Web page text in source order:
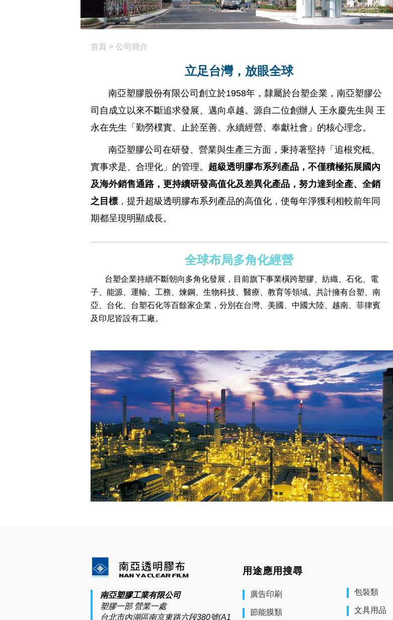
首頁 > 公司簡介
立足台灣，放眼全球
南亞塑膠股份有限公司 創立於1958年，隸屬於台塑企業 ，南亞塑膠公
司自成立以來不斷追求發展、邁向卓越。源自二位創辦人 王永慶先生與 王
永在先生「勤勞樸實、止於至善、永續經營、奉獻社會」的核心理念。
南亞塑膠公司在研發、營業與生產三方面，秉持著堅持「追根究柢、
實事求是、合理化」的管理。 超級透明膠布系列產品，不僅積極拓展國內
及海外銷售通路，更持續研發高值化及差異化產品，努力達到全產、全銷
之目標，提升超級透明膠布系列產品的高值化，使每年淨獲利相較前年同
期都呈現明顯成長。
全球布局多角化經營
台塑企業持續不斷朝向多角化發展，目前旗下事業橫跨塑膠、紡織、石化、電
子、能源、運輸、工務、煉鋼、生物科技、醫療、教育等領域。共計擁有台塑
南
亞
台化、 台塑石化等百餘家企業，分別在台灣、美國、中國大陸、越南、菲律賓
及印尼皆設有工廠。
南亞塑膠工業有限公司
塑膠一部 營業一處
台北市內湖區南京東路六段380號(A1
用途應用搜尋
廣告印刷
節能膜類
包裝類
文具用品